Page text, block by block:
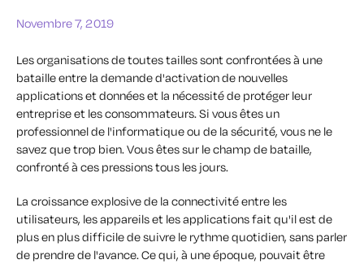
Novembre 7, 2019
Les organisations de toutes tailles sont confrontées à une
bataille entre la demande d'activation de nouvelles
applications et données et la nécessité de protéger leur
entreprise et les consommateurs. Si vous êtes un
professionnel de l'informatique ou de la sécurité, vous ne le
savez que trop bien. Vous êtes sur le champ de bataille,
confronté à ces pressions tous les jours.
La croissance explosive de la connectivité entre les
utilisateurs, les appareils et les applications fait qu'il est de
plus en plus difficile de suivre le rythme quotidien, sans parler
de prendre de l'avance. Ce qui, à une époque, pouvait être